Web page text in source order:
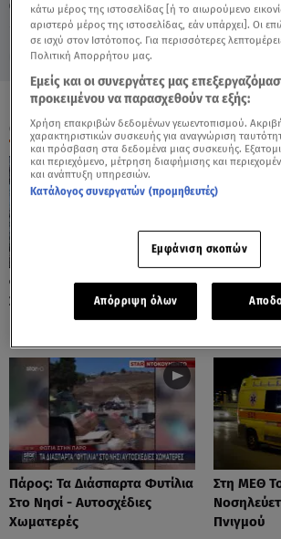
05.02.21, 23:54 ΕΛΛΑΔΑ
ΟΛΑ ΤΑ ΒΙΝΤΕΟ
Φωτιές: Στάχτη Το Πράσινο
Στολίδι Της Δυτικής Αττικής
Πόρτο
Πάρος: Τα Διάσπαρτα Φυτίλια
Στο Νησί - Αυτοσχέδιες
Χωματερές
Στη ΜΕΘ
Πνιγμού
κάτω μέρος της ιστοσελίδας [ή το αιωρούμενο
αριστερό μέρος της ιστοσελίδας, εάν υπάρχει]. Οι
σε ισχύ στον Ιστότοπος. Για περισσότερες
Πολιτική Απορρήτου μας.
Εμείς και οι συνεργάτες μας
προκειμένου να παρασχεθούν τα εξής:
Χρήση επακριβών δεδομένων γεωεντοπισμού.
χαρακτηριστικών συσκευής για αναγνώριση
και πρόσβαση στα δεδομένα μιας συσκευής.
και περιεχόμενο, μέτρηση διαφήμισης και
και ανάπτυξη υπηρεσιών.
Κατάλογος συνεργατών (προμηθευτές)
Εμφάνιση σκοπών
Απόρριψη όλων